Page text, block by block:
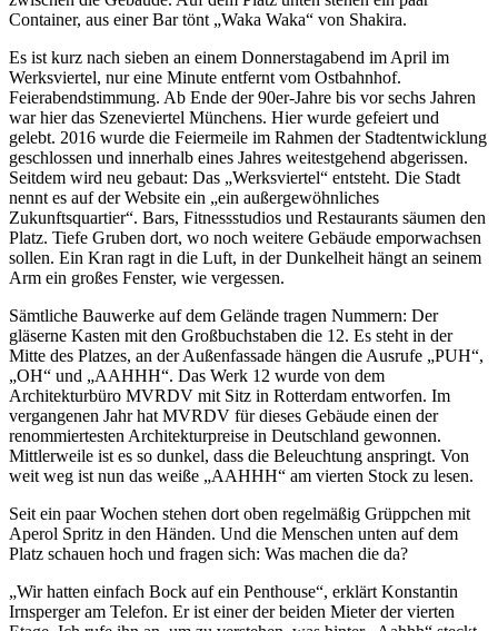
Container, aus einer Bar tönt „Waka Waka“ von Shakira.
Es ist kurz nach sieben an einem Donnerstagabend im April im
Werksviertel, nur eine Minute entfernt vom Ostbahnhof.
Feierabendstimmung. Ab Ende der 90er-Jahre bis vor sechs Jahren
war hier das Szeneviertel Münchens. Hier wurde gefeiert und
gelebt. 2016 wurde die Feiermeile im Rahmen der Stadtentwicklung
geschlossen und innerhalb eines Jahres weitestgehend abgerissen.
Seitdem wird neu gebaut: Das „Werksviertel“ entsteht. Die Stadt
nennt es auf der Website ein „ein außergewöhnliches
Zukunftsquartier“. Bars, Fitnessstudios und Restaurants säumen den
Platz. Tiefe Gruben dort, wo noch weitere Gebäude emporwachsen
sollen. Ein Kran ragt in die Luft, in der Dunkelheit hängt an seinem
Arm ein großes Fenster, wie vergessen.
Sämtliche Bauwerke auf dem Gelände tragen Nummern: Der
gläserne Kasten mit den Großbuchstaben die 12. Es steht in der
Mitte des Platzes, an der Außenfassade hängen die Ausrufe „PUH“,
„OH“ und „AAHHH“. Das Werk 12 wurde von dem
Architekturbüro MVRDV mit Sitz in Rotterdam entworfen. Im
vergangenen Jahr hat MVRDV für dieses Gebäude einen der
renommiertesten Architekturpreise in Deutschland gewonnen.
Mittlerweile ist es so dunkel, dass die Beleuchtung anspringt. Von
weit weg ist nun das weiße „AAHHH“ am vierten Stock zu lesen.
Seit ein paar Wochen stehen dort oben regelmäßig Grüppchen mit
Aperol Spritz in den Händen. Und die Menschen unten auf dem
Platz schauen hoch und fragen sich: Was machen die da?
„Wir hatten einfach Bock auf ein Penthouse“, erklärt Konstantin
Irnsperger am Telefon. Er ist einer der beiden Mieter der vierten